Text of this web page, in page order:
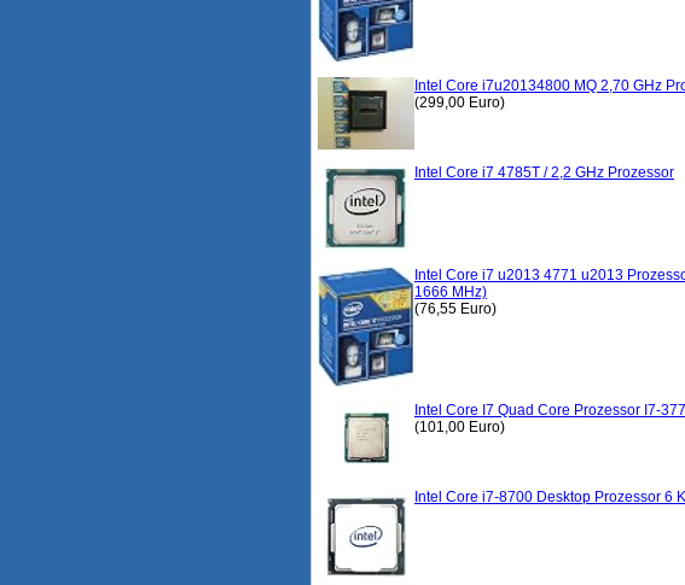
Intel Core i7u20134800 MQ 2,70 GHz
(299,00 Euro)
Intel Core i7 4785T / 2,2 GHz Prozessor
Intel Core i7 u2013 4771 u2013
1666 MHz)
(76,55 Euro)
Intel Core I7 Quad Core Prozessor I7-
(101,00 Euro)
Intel Core i7-8700 Desktop Prozessor 6